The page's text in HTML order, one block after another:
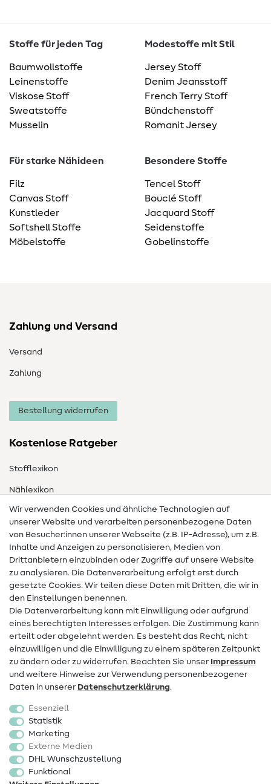
Stoffe für jeden Tag
Baumwollstoffe
Leinenstoffe
Viskose Stoff
Sweatstoffe
Musselin
Modestoffe mit Stil
Jersey Stoff
Denim Jeansstoff
French Terry Stoff
Bündchenstoff
Romanit Jersey
Für starke Nähideen
Filz
Canvas Stoff
Kunstleder
Softshell Stoffe
Möbelstoffe
Besondere Stoffe
Tencel Stoff
Bouclé Stoff
Jacquard Stoff
Seidenstoffe
Gobelinstoffe
Zahlung und Versand
Versand
Zahlung
Bestellung widerrufen
Kostenlose Ratgeber
Stofflexikon
Nählexikon
Nähanleitungen
Hilfe & Kontakt
Kontakt
Infos zum Betreiberwechsel
Widerrufsrecht
Beliebt
Stoffe
Sale
Schnittmuster
Wir verwenden Cookies und ähnliche Technologien auf
unserer Website und verarbeiten personenbezogene Daten
von Besucher:innen unserer Webseite (z.B. IP-Adresse), um z.B.
Inhalte und Anzeigen zu personalisieren, Medien von
Drittanbietern einzubinden oder Zugriffe auf unsere Website
zu analysieren. Die Datenverarbeitung erfolgt erst durch
gesetzte Cookies. Wir teilen diese Daten mit Dritten, die wir in
den Einstellungen benennen.
Die Datenverarbeitung kann mit Einwilligung oder aufgrund
eines berechtigten Interesses erfolgen. Die Zustimmung kann
erteilt oder abgelehnt werden. Es besteht das Recht, nicht
einzuwilligen und die Einwilligung zu einem späteren Zeitpunkt
zu ändern oder zu widerrufen. Beachten Sie unser Impressum
und weitere Hinweise zur Verwendung personenbezogener
Daten in unserer Daten­schutz­erklärung.
Essenziell
Statistik
Marketing
Externe Medien
DHL Wunschzustellung
Funktional